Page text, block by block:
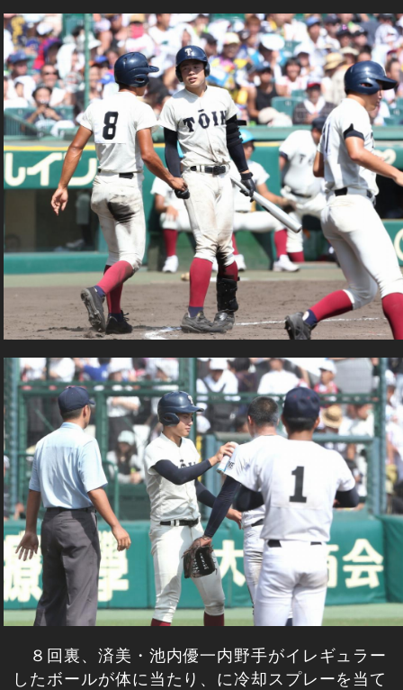
８回裏、済美・池内優一内野手がイレギュラー
したボールが体に当たり、に冷却スプレーを当て